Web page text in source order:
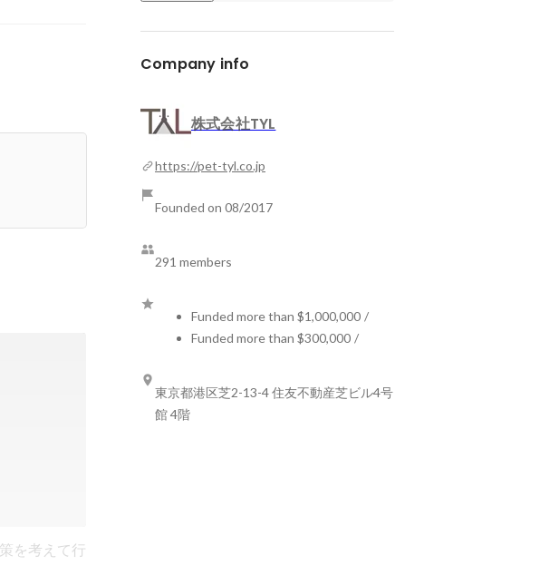
を考えて行
Company info
株式会社TYL
https://pet-tyl.co.jp
Founded on 08/2017
291 members
Funded more than $1,000,000 /
Funded more than $300,000 /
東京都港区芝2-13-4 住友不動産芝ビル4号
館 4階